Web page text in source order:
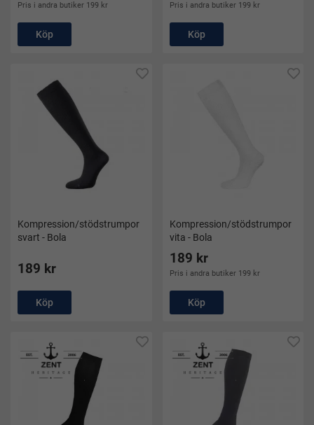
Pris i andra butiker 199 kr
Köp
Pris i andra butiker 199 kr
Köp
Kompression/stödstrumpor
svart - Bola
189 kr
Köp
Kompression/stödstrumpor
vita - Bola
189 kr
Pris i andra butiker 199 kr
Köp